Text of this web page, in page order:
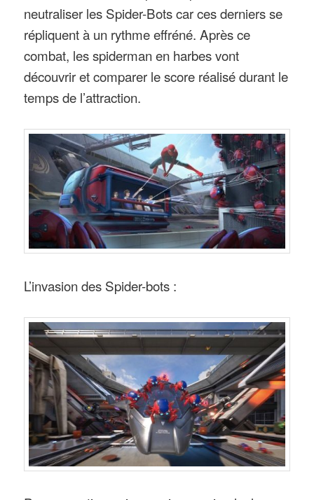
neutraliser les Spider-Bots car ces derniers se
répliquent à un rythme effréné. Après ce
combat, les spiderman en harbes vont
découvrir et comparer le score réalisé durant le
temps de l’attraction.
L’invasion des Spider-bots :